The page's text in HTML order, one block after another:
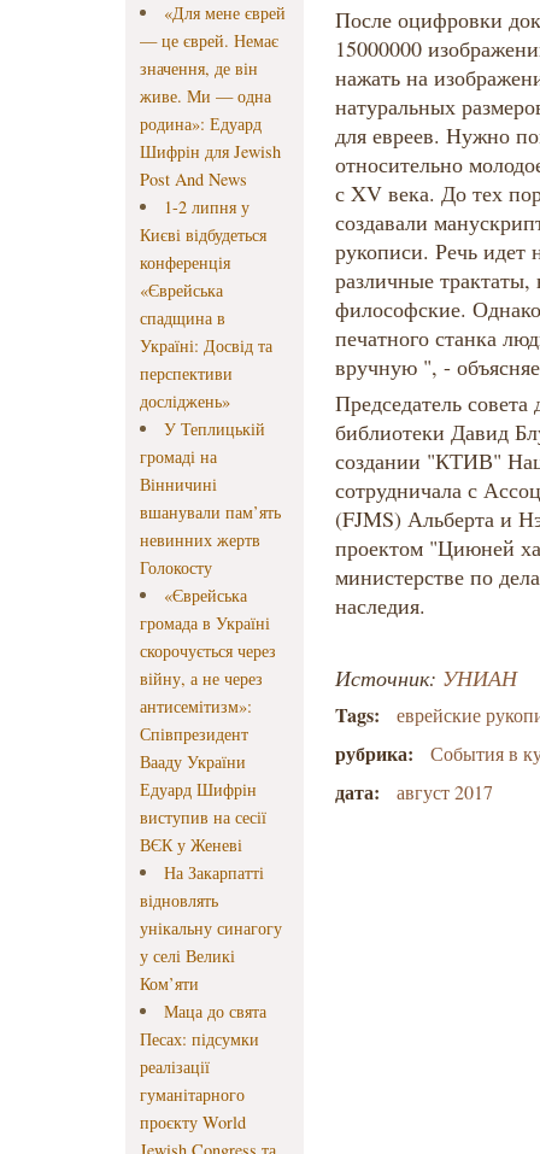
«Для мене єврей
— це єврей. Немає
значення, де він
живе. Ми — одна
родина»: Едуард
Шифрін для Jewish
Post And News
1-2 липня у
Києві відбудеться
конференція
«Єврейська
спадщина в
Україні: Досвід та
перспективи
досліджень»
У Теплицькій
громаді на
Вінничині
вшанували пам’ять
невинних жертв
Голокосту
«Єврейська
громада в Україні
скорочується через
війну, а не через
антисемітизм»:
Співпрезидент
Вааду України
Едуард Шифрін
виступив на сесії
ВЄК у Женеві
На Закарпатті
відновлять
унікальну синагогу
у селі Великі
Ком’яти
Маца до свята
Песах: підсумки
реалізації
гуманітарного
проєкту World
После оцифровки
15000000
нажать на
натуральных
для евреев. Нужно
относительно
с XV века. До тех
создавали
рукописи. Речь идет
различные
философские.
печатного станка
вручную ", -
Председатель
библиотеки Давид
создании "КТИВ"
сотрудничала с
(FJMS) Альберта и
проектом "Циюней
министерстве по
наследия.
Источник: УНИАН
Tags: еврейские
рубрика: События в
дата: август 2017